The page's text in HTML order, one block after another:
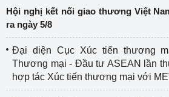
Hội nghị kết nối giao thương Việt
ra ngày 5/8
Đại diện Cục Xúc tiến thương
Thương mại - Đầu tư ASEAN lần
hợp tác Xúc tiến thương mại với